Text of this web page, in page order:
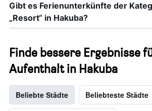
Gibt es Ferienunterkünfte der
„Resort“ in Hakuba?
Finde bessere Ergebnisse
Aufenthalt in Hakuba
Beliebte Städte Beliebteste Städte